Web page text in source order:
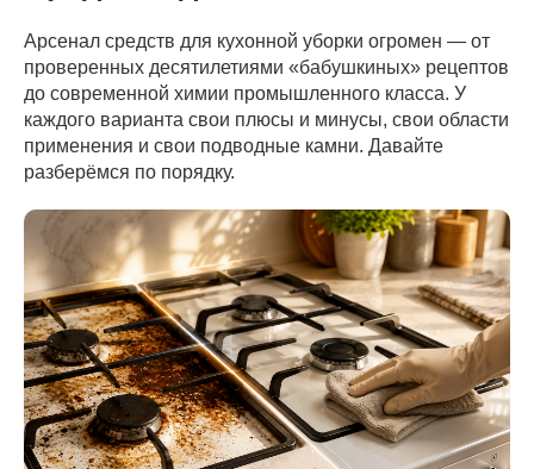
Арсенал средств для кухонной уборки огромен — от
проверенных десятилетиями «бабушкиных» рецептов
до современной химии промышленного класса. У
каждого варианта свои плюсы и минусы, свои области
применения и свои подводные камни. Давайте
разберёмся по порядку.